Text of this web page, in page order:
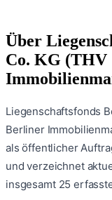
Über
Co. KG
Liegenschaftsfonds
Berliner
als öffentlicher
und verzeichnet
insgesamt 25